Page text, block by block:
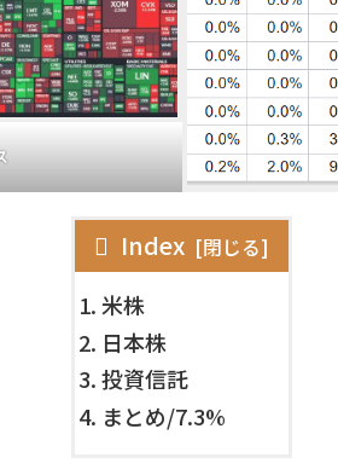
Index
米株
日本株
投資信託
まとめ/7.3%